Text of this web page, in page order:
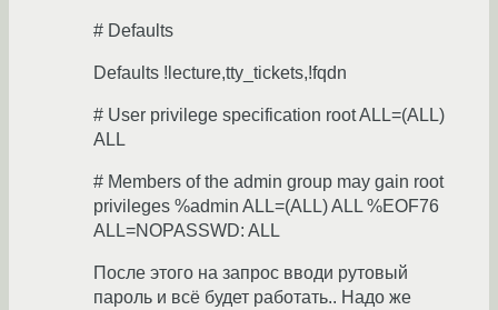
# Defaults
Defaults !lecture,tty_tickets,!fqdn
# User privilege specification root ALL=(ALL)
ALL
# Members of the admin group may gain root
privileges %admin ALL=(ALL) ALL %EOF76
ALL=NOPASSWD: ALL
После этого на запрос вводи рутовый
пароль и всё будет работать.. Надо же